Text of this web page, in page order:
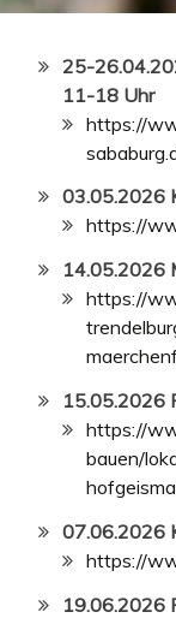
25-
11-18 Uhr
https://
03.05.2026
https://
14.05.2026
https://
15.05.2026
https://
bauen/
07.06.2026
https://
19.06.2026